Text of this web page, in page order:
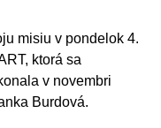
misiu v pondelok 4.
ktorá sa
v novembri
Burdová.